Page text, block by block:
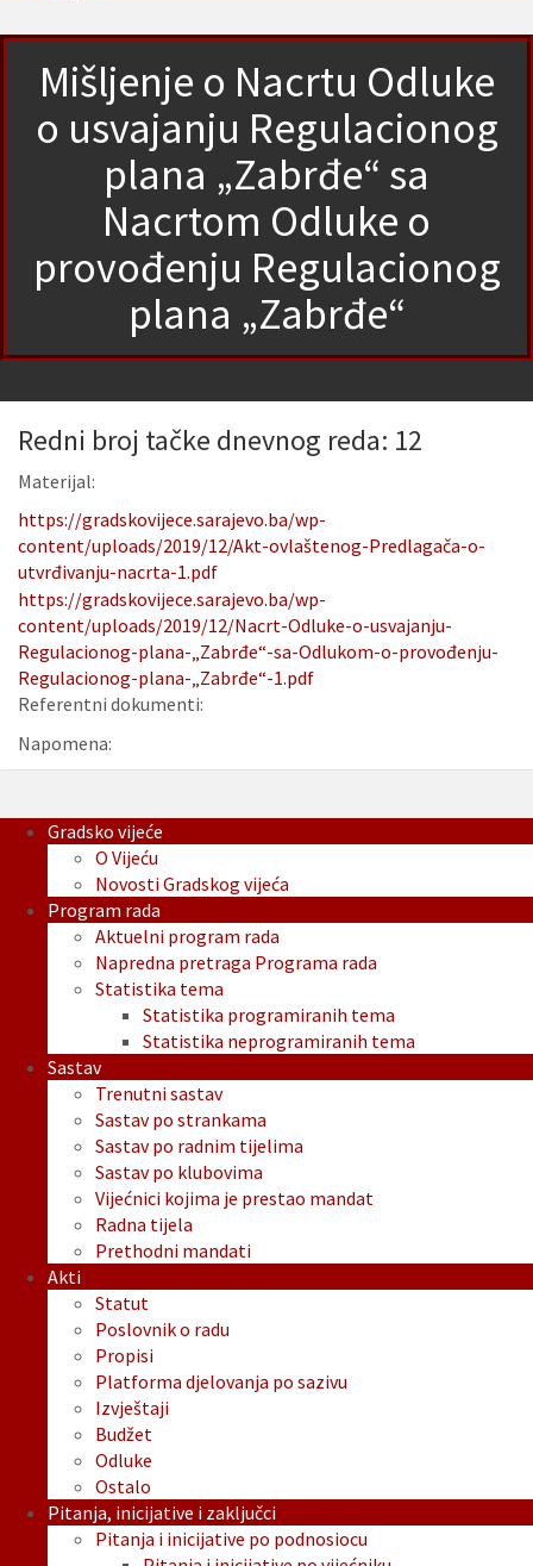
Mišljenje o Nacrtu Odluke
o usvajanju Regulacionog
plana „Zabrđe“ sa
Nacrtom Odluke o
provođenju Regulacionog
plana „Zabrđe“
Redni broj tačke dnevnog reda: 12
Materijal:
https://gradskovijece.sarajevo.ba/wp-
content/uploads/2019/12/Akt-ovlaštenog-Predlagača-o-
utvrđivanju-nacrta-1.pdf
https://gradskovijece.sarajevo.ba/wp-
content/uploads/2019/12/Nacrt-Odluke-o-usvajanju-
Regulacionog-plana-„Zabrđe“-sa-Odlukom-o-provođenju-
Regulacionog-plana-„Zabrđe“-1.pdf
Referentni dokumenti:
Napomena:
Gradsko vijeće
O Vijeću
Novosti Gradskog vijeća
Program rada
Aktuelni program rada
Napredna pretraga Programa rada
Statistika tema
Statistika programiranih tema
Statistika neprogramiranih tema
Sastav
Trenutni sastav
Sastav po strankama
Sastav po radnim tijelima
Sastav po klubovima
Vijećnici kojima je prestao mandat
Radna tijela
Prethodni mandati
Akti
Statut
Poslovnik o radu
Propisi
Platforma djelovanja po sazivu
Izvještaji
Budžet
Odluke
Ostalo
Pitanja, inicijative i zaključci
Pitanja i inicijative po podnosiocu